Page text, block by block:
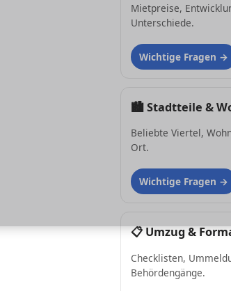
Mietpreise,
Unterschiede.
Wichtige Fragen
🏙Stadtteile &
Beliebte Viertel,
Ort.
Wichtige Fragen
📋Umzug &
Checklisten,
Behördengänge.